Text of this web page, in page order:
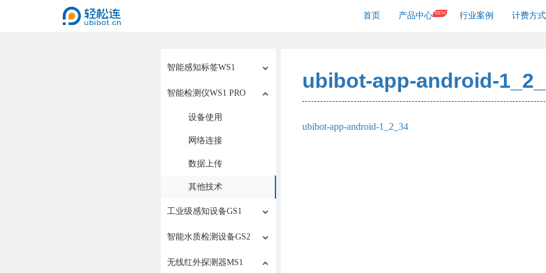
首页 产品中心 NEW 行业案例 计费方式
智能感知标签WS1
智能检测仪WS1 PRO
设备使用
网络连接
数据上传
其他技术
工业级感知设备GS1
智能水质检测设备GS2
无线红外探测器MS1
ubibot-app-android-
ubibot-app-android-1_2_34